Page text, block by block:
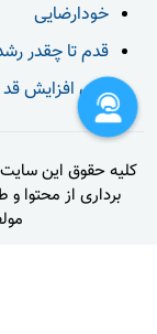
خودارضایی
قدم تا چقدر
برای افزایش قد بعد از 18
برداری از محتوا